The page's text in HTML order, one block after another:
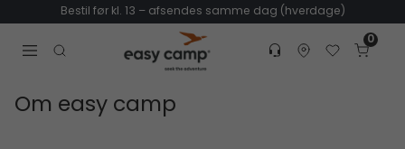
Bestil før kl. 13 – afsendes samme dag (hverdage)
Open search modal
Customer service
Find dealer
Favorites
Cart
0
Om easy camp